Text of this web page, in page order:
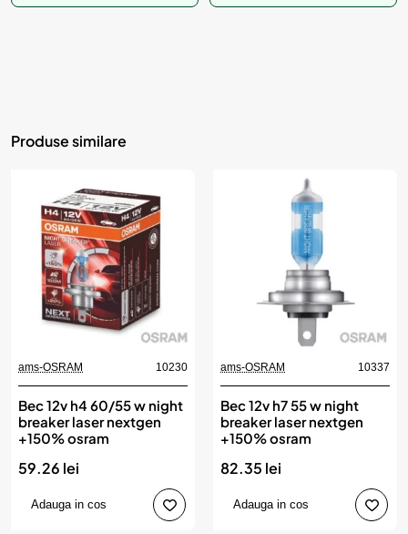
Produse similare
ams-OSRAM 10230
Bec 12v h4 60/55 w night
breaker laser nextgen
+150% osram
59.26 lei
Adauga in cos
ams-OSRAM 10337
Bec 12v h7 55 w night
breaker laser nextgen
+150% osram
82.35 lei
Adauga in cos